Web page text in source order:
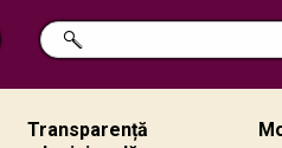
Rechercher
sur
Transparență